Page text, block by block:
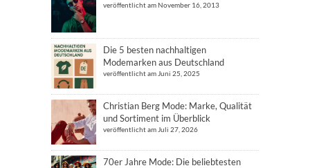
veröffentlicht am November 16, 2013
Die 5 besten nachhaltigen
Modemarken aus Deutschland
veröffentlicht am Juni 25, 2025
Christian Berg Mode: Marke, Qualität
und Sortiment im Überblick
veröffentlicht am Juli 27, 2026
70er Jahre Mode: Die beliebtesten